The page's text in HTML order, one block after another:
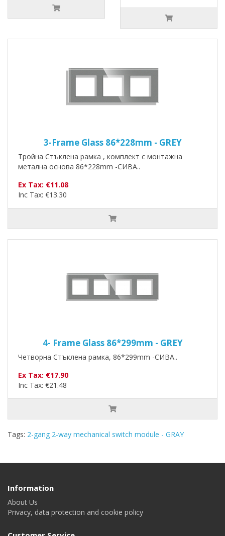
3-Frame Glass 86*228mm - GREY
Тройна Стъклена рамка , комплект с монтажна
метална основа 86*228mm -СИВА..
Ex Tax: €11.08
Inc Tax: €13.30
4- Frame Glass 86*299mm - GREY
Четворна Стъклена рамка, 86*299mm -СИВА..
Ex Tax: €17.90
Inc Tax: €21.48
Tags: 2-gang 2-way mechanical switch module - GRAY
Information
About Us
Privacy, data protection and cookie policy